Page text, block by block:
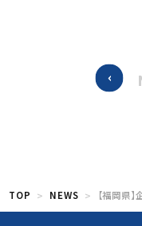
TOP NEWS 【福岡県